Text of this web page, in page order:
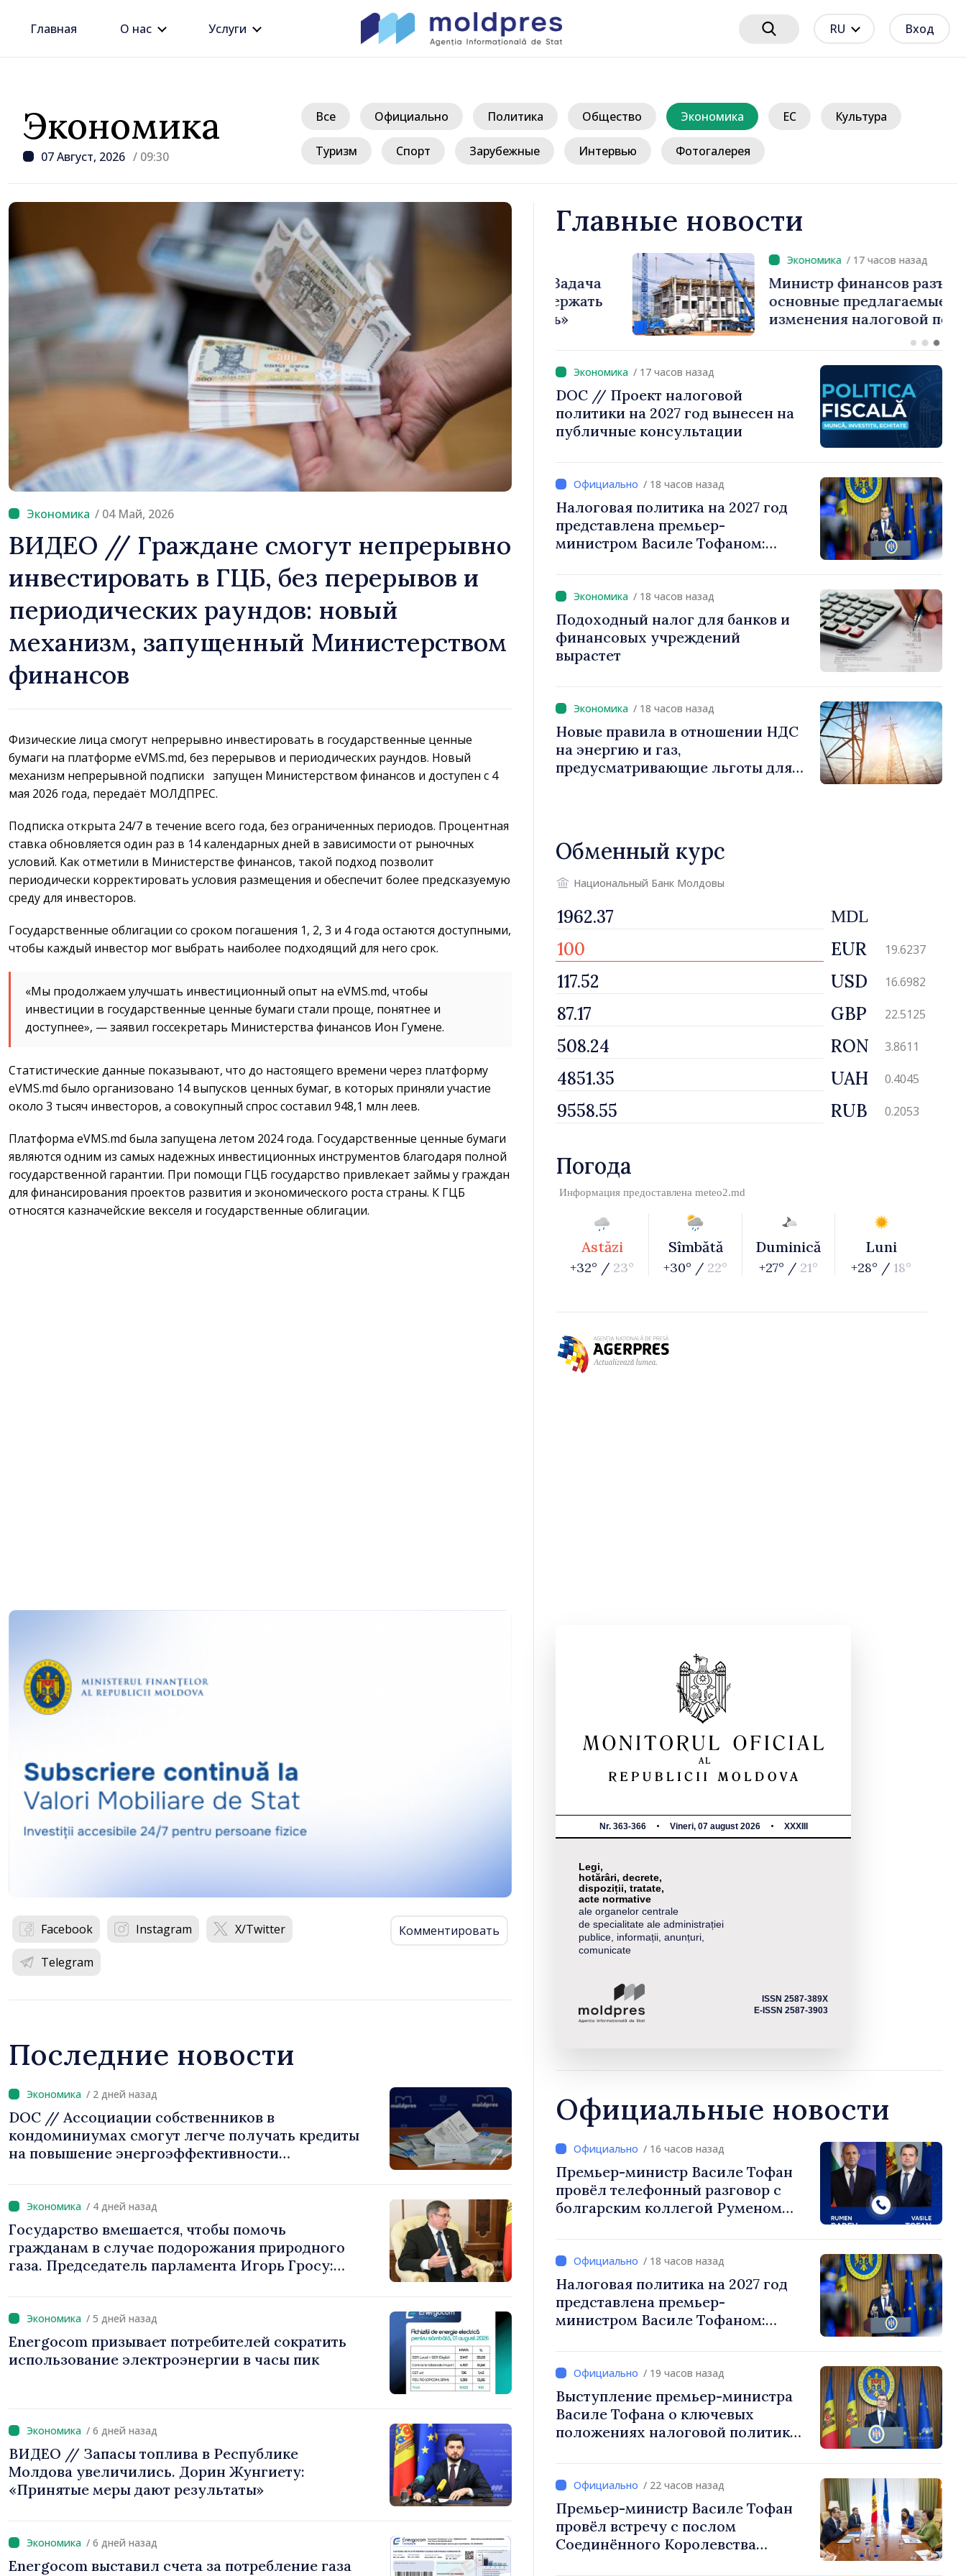
Главная О нас Услуги RU Вход
Экономика
07 Август, 2026 / 09:30
Все Официально Политика Общество Экономика ЕС Культура
Туризм Спорт Зарубежные Интервью Фотогалерея
/ 04 Май, 2026
ВИДЕО // Граждане смогут непрерывно
инвестировать в ГЦБ, без перерывов и
периодических раундов: новый
механизм, запущенный Министерством
финансов
Физические лица смогут непрерывно инвестировать в государственные ценные
бумаги на платформе eVMS.md, без перерывов и периодических раундов. Новый
механизм непрерывной подписки запущен Министерством финансов и доступен с 4
мая 2026 года, передаёт МОЛДПРЕС.
Подписка открыта 24/7 в течение всего года, без ограниченных периодов. Процентная
ставка обновляется один раз в 14 календарных дней в зависимости от рыночных
условий. Как отметили в Министерстве финансов, такой подход позволит
периодически корректировать условия размещения и обеспечит более предсказуемую
среду для инвесторов.
Государственные облигации со сроком погашения 1, 2, 3 и 4 года остаются доступными,
чтобы каждый инвестор мог выбрать наиболее подходящий для него срок.
«Мы продолжаем улучшать инвестиционный опыт на eVMS.md, чтобы
инвестиции в государственные ценные бумаги стали проще, понятнее и
доступнее», — заявил госсекретарь Министерства финансов Ион Гумене.
Статистические данные показывают, что до настоящего времени через платформу
eVMS.md было организовано 14 выпусков ценных бумаг, в которых приняли участие
около 3 тысяч инвесторов, а совокупный спрос составил 948,1 млн леев.
Платформа eVMS.md была запущена летом 2024 года. Государственные ценные бумаги
являются одним из самых надежных инвестиционных инструментов благодаря полной
государственной гарантии. При помощи ГЦБ государство привлекает займы у граждан
для финансирования проектов развития и экономического роста страны. К ГЦБ
относятся казначейские векселя и государственные облигации.
Facebook Instagram X/Twitter
Telegram
Комментировать
Последние новости
/ 2 дней назад
DOC // Ассоциации собственников в
кондоминиумах смогут легче получать кредиты
на повышение энергоэффективности
/ 4 дней назад
Государство вмешается, чтобы помочь
гражданам в случае подорожания природного
газа. Председатель парламента Игорь Гросу:
цен»
/ 5 дней назад
Energocom призывает потребителей сократить
использование электроэнергии в часы пик
/ 6 дней назад
ВИДЕО // Запасы топлива в Республике
Молдова увеличились. Дорин Жунгиету:
«Принятые меры дают результаты»
/ 6 дней назад
Energocom выставил счета за потребление газа
Главные новости
/ 16 часов назад
Премьер Василе Тофан: «Задача
этого правительства — сдержать
рост цен на недвижимость»
/ 17 часов назад
Министр финансов разъяснила
основные предлагаемые
изменения налоговой политики
2027 года по подоходному налогу
/ 17 часов назад
DOC // Проект налоговой
политики на 2027 год вынесен на
публичные консультации
/ 18 часов назад
Налоговая политика на 2027 год
представлена премьер-
министром Василе Тофаном:
инвестиций и более справедливое
налогообложение
/ 18 часов назад
Подоходный налог для банков и
финансовых учреждений
вырастет
/ 18 часов назад
Новые правила в отношении НДС
на энергию и газ,
предусматривающие льготы для
Обменный курс
Национальный Банк Молдовы
MDL
EUR 19.6237
USD 16.6982
GBP 22.5125
RON 3.8611
UAH 0.4045
RUB 0.2053
Погода
Информация предоставлена meteo2.md
Astăzi
+32° / 23°
Sîmbătă
+30° / 22°
Duminică
+27° / 21°
Luni
+28° / 18°
Nr. 363-366 Vineri, 07 august 2026 XXXIII
Legi,
hotărâri, decrete,
dispoziții, tratate,
acte normative
ale organelor centrale
de specialitate ale administrației
publice, informații, anunțuri,
comunicate
ISSN 2587-389X
E-ISSN 2587-3903
Официальные новости
/ 16 часов назад
Премьер-министр Василе Тофан
провёл телефонный разговор с
болгарским коллегой Руменом
/ 18 часов назад
Налоговая политика на 2027 год
представлена премьер-
министром Василе Тофаном:
инвестиций и более справедливое
налогообложение
/ 19 часов назад
Выступление премьер-министра
Василе Тофана о ключевых
положениях налоговой политики
/ 22 часов назад
Премьер-министр Василе Тофан
провёл встречу с послом
Соединённого Королевства